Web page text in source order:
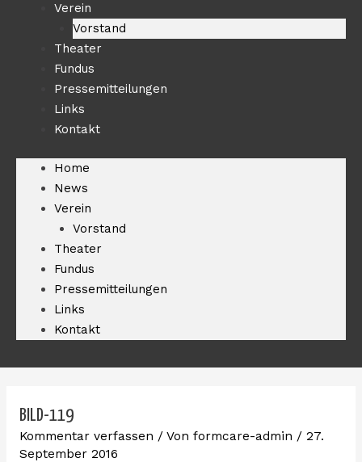
Verein
Vorstand
Theater
Fundus
Pressemitteilungen
Links
Kontakt
Home
News
Verein
Vorstand
Theater
Fundus
Pressemitteilungen
Links
Kontakt
BILD-119
Kommentar verfassen / Von formcare-admin / 27.
September 2016